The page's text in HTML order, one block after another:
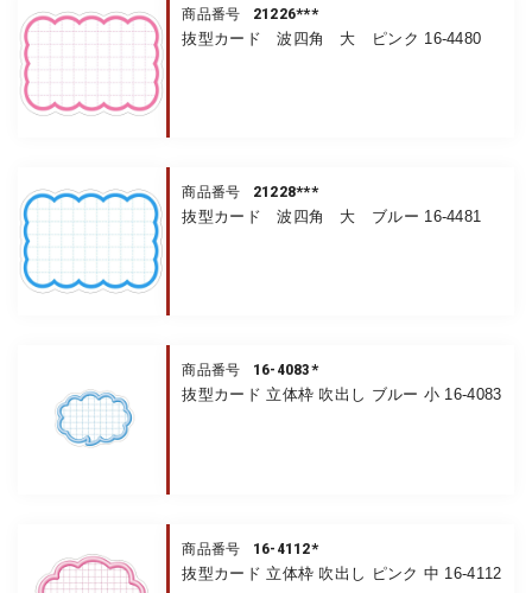
商品番号 21226***
抜型カード 波四角 大 ピンク 16-4480
商品番号 21228***
抜型カード 波四角 大 ブルー 16-4481
商品番号 16-4083*
抜型カード 立体枠 吹出し ブルー 小 16-4083
商品番号 16-4112*
抜型カード 立体枠 吹出し ピンク 中 16-4112